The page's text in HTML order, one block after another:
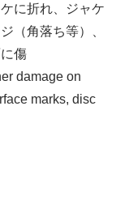
に折れ、ジャケ
（角落ち等）、
傷
damage on
marks, disc